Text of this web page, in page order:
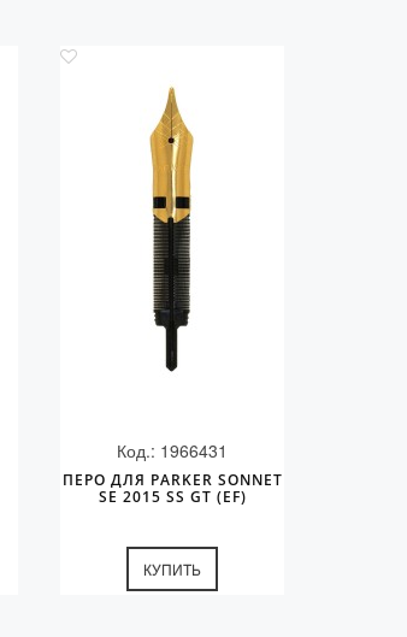
Код.: 1966431
ПЕРО ДЛЯ PARKER SONNET
SE 2015 SS GT (EF)
КУПИТЬ